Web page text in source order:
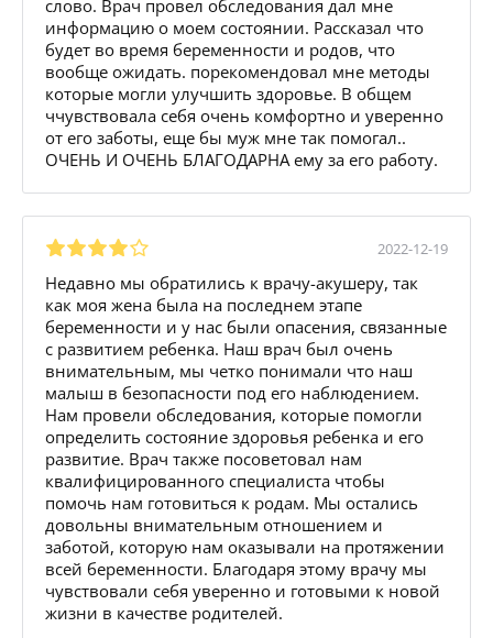
слово. Врач провел обследования дал мне
информацию о моем состоянии. Рассказал что
будет во время беременности и родов, что
вообще ожидать. порекомендовал мне методы
которые могли улучшить здоровье. В общем
ччувствовала себя очень комфортно и уверенно
от его заботы, еще бы муж мне так помогал..
ОЧЕНЬ И ОЧЕНЬ БЛАГОДАРНА ему за его работу.
2022-12-19
Недавно мы обратились к врачу-акушеру, так
как моя жена была на последнем этапе
беременности и у нас были опасения, связанные
с развитием ребенка. Наш врач был очень
внимательным, мы четко понимали что наш
малыш в безопасности под его наблюдением.
Нам провели обследования, которые помогли
определить состояние здоровья ребенка и его
развитие. Врач также посоветовал нам
квалифицированного специалиста чтобы
помочь нам готовиться к родам. Мы остались
довольны внимательным отношением и
заботой, которую нам оказывали на протяжении
всей беременности. Благодаря этому врачу мы
чувствовали себя уверенно и готовыми к новой
жизни в качестве родителей.